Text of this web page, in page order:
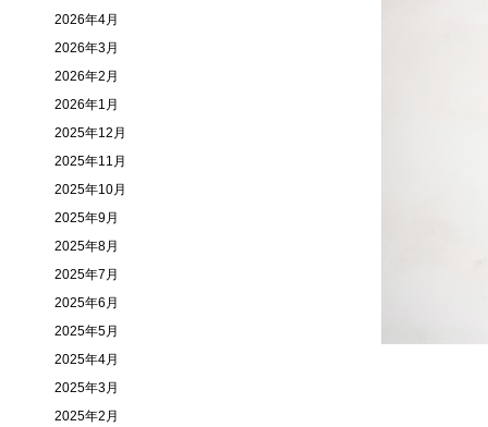
2026年4月
2026年3月
2026年2月
2026年1月
2025年12月
2025年11月
2025年10月
2025年9月
2025年8月
2025年7月
2025年6月
2025年5月
2025年4月
2025年3月
2025年2月